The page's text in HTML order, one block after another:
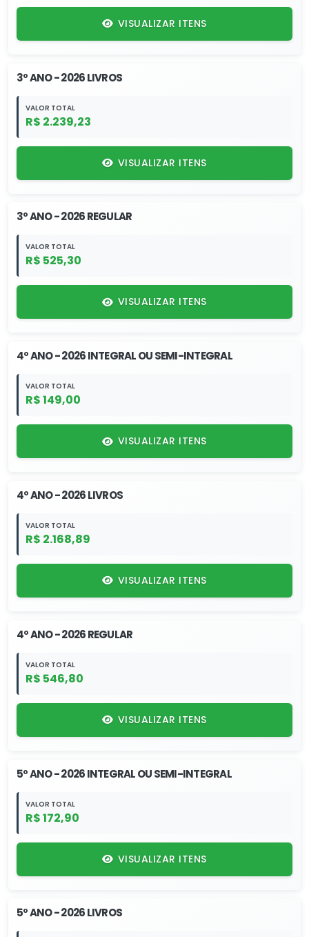
VISUALIZAR ITENS
3º ANO - 2026 LIVROS
VALOR TOTAL
R$ 2.239,23
VISUALIZAR ITENS
3º ANO - 2026 REGULAR
VALOR TOTAL
R$ 525,30
VISUALIZAR ITENS
4º ANO - 2026 INTEGRAL OU SEMI-INTEGRAL
VALOR TOTAL
R$ 149,00
VISUALIZAR ITENS
4º ANO - 2026 LIVROS
VALOR TOTAL
R$ 2.168,89
VISUALIZAR ITENS
4º ANO - 2026 REGULAR
VALOR TOTAL
R$ 546,80
VISUALIZAR ITENS
5º ANO - 2026 INTEGRAL OU SEMI-INTEGRAL
VALOR TOTAL
R$ 172,90
VISUALIZAR ITENS
5º ANO - 2026 LIVROS